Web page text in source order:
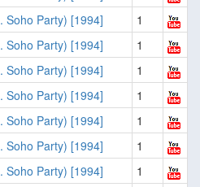
Soho Party) [1994]
1
Soho Party) [1994]
1
Soho Party) [1994]
1
Soho Party) [1994]
1
Soho Party) [1994]
1
Soho Party) [1994]
1
Soho Party) [1994]
1